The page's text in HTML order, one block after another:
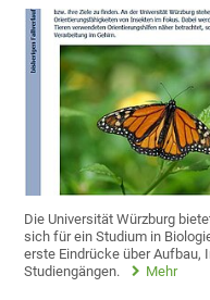
Die Universität Würzburg
sich für ein Studium in
erste Eindrücke über Aufbau,
Studiengängen.
Mehr